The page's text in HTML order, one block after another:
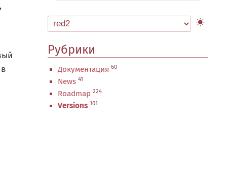
Рубрики
Документация 60
News 41
Roadmap 224
Versions 101